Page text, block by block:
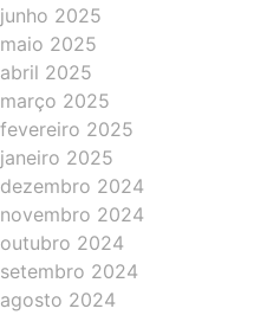
junho 2025
maio 2025
abril 2025
março 2025
fevereiro 2025
janeiro 2025
dezembro 2024
novembro 2024
outubro 2024
setembro 2024
agosto 2024